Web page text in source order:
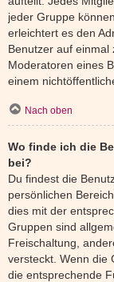
jeder Gruppe
erleichtert es den
Benutzer auf einmal
Moderatoren eines
einem
Nach oben
Wo finde ich die
bei?
Du findest die
persönlichen
dies mit der
Gruppen sind
Freischaltung,
versteckt. Wenn die
die entsprechende